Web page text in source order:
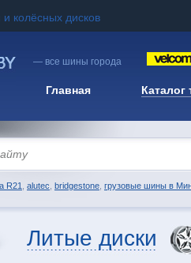
колёсных дисков
— все шины города
Главная Каталог
R21 alutec bridgestone грузовые шины в
Литые диски